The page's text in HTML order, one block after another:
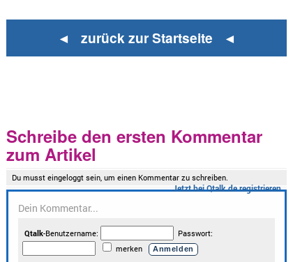
◄ zurück zur Startseite ◄
Schreibe den ersten Kommentar
zum Artikel